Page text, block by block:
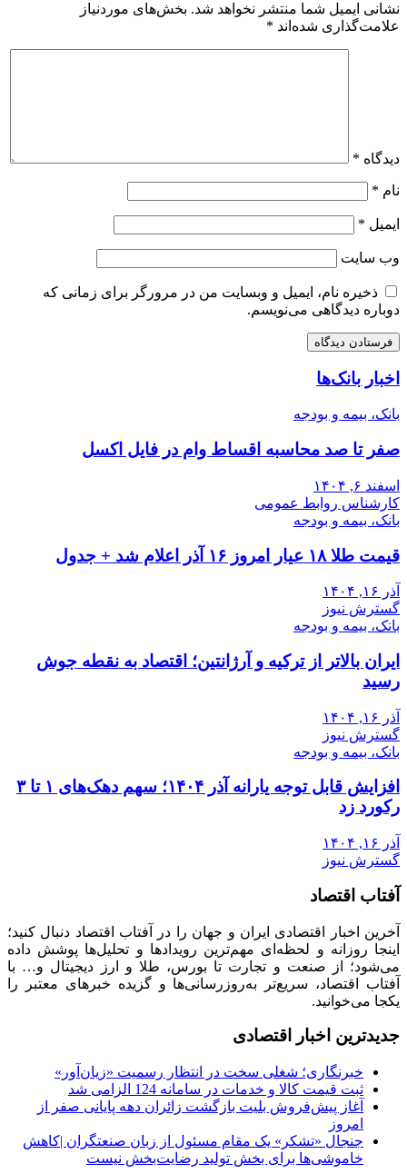
نشانی ایمیل شما منتشر نخواهد شد. بخش‌های موردنیاز
علامت‌گذاری شده‌اند *
دیدگاه *
نام *
ایمیل *
وب‌ سایت
ذخیره نام، ایمیل و وبسایت من در مرورگر برای زمانی که
دوباره دیدگاهی می‌نویسم.
اخبار بانک‌ها
بانک، بیمه و بودجه
صفر تا صد محاسبه اقساط وام در فایل اکسل
اسفند ۶, ۱۴۰۴
کارشناس روابط عمومی
بانک، بیمه و بودجه
قیمت طلا ۱۸ عیار امروز ۱۶ آذر اعلام شد + جدول
آذر ۱۶, ۱۴۰۴
گسترش نیوز
بانک، بیمه و بودجه
ایران بالاتر از ترکیه و آرژانتین؛ اقتصاد به نقطه جوش
رسید
آذر ۱۶, ۱۴۰۴
گسترش نیوز
بانک، بیمه و بودجه
افزایش قابل توجه یارانه آذر ۱۴۰۴؛ سهم دهک‌های ۱ تا ۳
رکورد زد
آذر ۱۶, ۱۴۰۴
گسترش نیوز
آفتاب اقتصاد
آخرین اخبار اقتصادی ایران و جهان را در آفتاب اقتصاد دنبال کنید؛
اینجا روزانه و لحظه‌ای مهم‌ترین رویدادها و تحلیل‌ها پوشش داده
می‌شود؛ از صنعت و تجارت تا بورس، طلا و ارز دیجیتال و… با
آفتاب اقتصاد، سریع‌تر به‌روزرسانی‌ها و گزیده خبرهای معتبر را
یکجا می‌خوانید.
جدیدترین اخبار اقتصادی
خبرنگاری؛ شغلی سخت در انتظار رسمیت «زیان‌آور»
ثبت قیمت کالا و خدمات در سامانه 124 الزامی شد
آغاز پیش‌فروش بلیت بازگشت زائران دهه پایانی صفر از
امروز
جنجال «تشکر» یک مقام مسئول از زبان صنعتگران |کاهش
خاموشی‌ها برای بخش تولید رضایت‌بخش نیست